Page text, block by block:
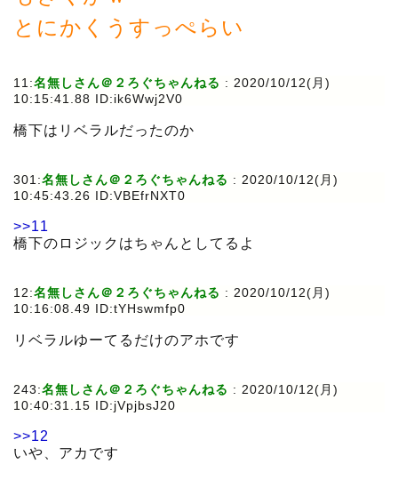
とにかくうすっぺらい
11:名無しさん＠２ろぐちゃんねる : 2020/10/12(月)
10:15:41.88 ID:ik6Wwj2V0
橋下はリベラルだったのか
301:名無しさん＠２ろぐちゃんねる : 2020/10/12(月)
10:45:43.26 ID:VBEfrNXT0
>>11
橋下のロジックはちゃんとしてるよ
12:名無しさん＠２ろぐちゃんねる : 2020/10/12(月)
10:16:08.49 ID:tYHswmfp0
リベラルゆーてるだけのアホです
243:名無しさん＠２ろぐちゃんねる : 2020/10/12(月)
10:40:31.15 ID:jVpjbsJ20
>>12
いや、アカです